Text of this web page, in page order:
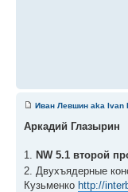
Иван Левшин aka Ivan
Аркадий Глазырин
1. NW 5.1 второй
2. Двухъядерные
Кузьменко http://